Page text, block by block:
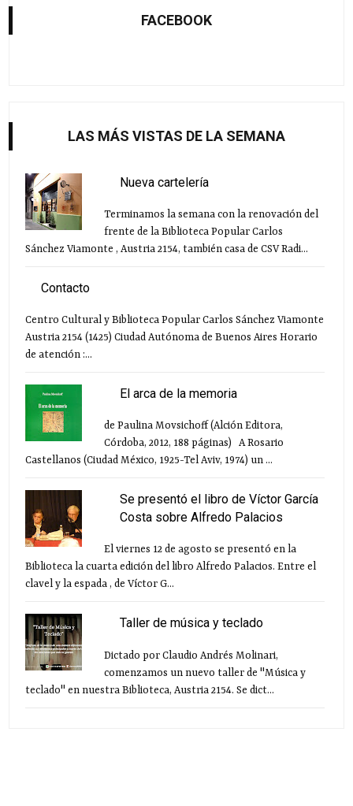
FACEBOOK
LAS MÁS VISTAS DE LA SEMANA
Nueva cartelería
Terminamos la semana con la renovación del
frente de la Biblioteca Popular Carlos
Sánchez Viamonte , Austria 2154, también casa de CSV Radi...
Contacto
Centro Cultural y Biblioteca Popular Carlos Sánchez Viamonte
Austria 2154 (1425) Ciudad Autónoma de Buenos Aires Horario
de atención :...
El arca de la memoria
de Paulina Movsichoff (Alción Editora,
Córdoba, 2012, 188 páginas) A Rosario
Castellanos (Ciudad México, 1925-Tel Aviv, 1974) un ...
Se presentó el libro de Víctor García
Costa sobre Alfredo Palacios
El viernes 12 de agosto se presentó en la
Biblioteca la cuarta edición del libro Alfredo Palacios. Entre el
clavel y la espada , de Víctor G...
Taller de música y teclado
Dictado por Claudio Andrés Molinari,
comenzamos un nuevo taller de "Música y
teclado" en nuestra Biblioteca, Austria 2154. Se dict...